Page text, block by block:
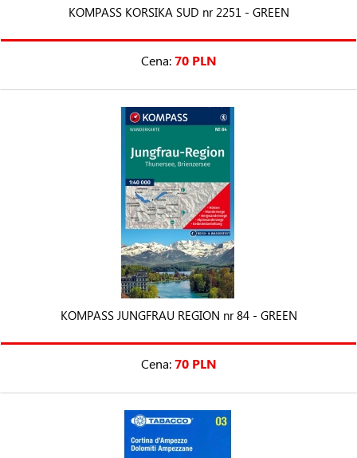
KOMPASS KORSIKA SUD nr 2251 - GREEN
Cena:70 PLN
KOMPASS JUNGFRAU REGION nr 84 - GREEN
Cena:70 PLN